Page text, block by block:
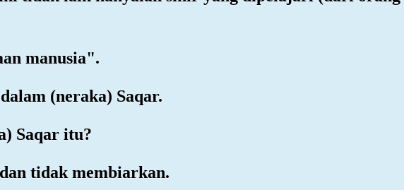
manusia".
(neraka) Saqar.
Saqar itu?
tidak membiarkan.